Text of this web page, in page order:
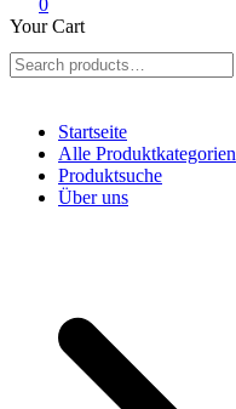
0
Your Cart
for:
Startseite
Alle Produktkategorien
Produktsuche
Über uns